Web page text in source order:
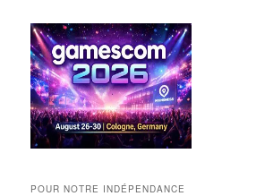
POUR NOTRE INDÉPENDANCE